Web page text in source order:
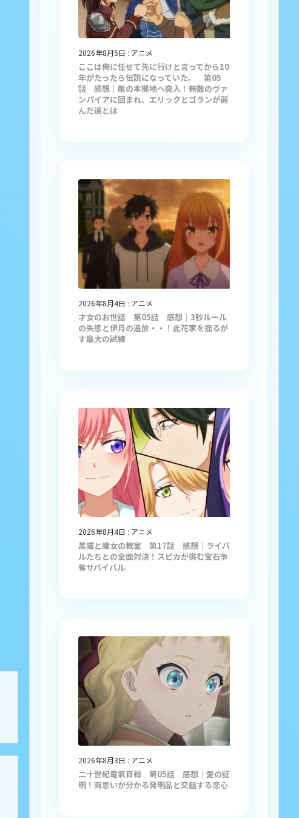
2026年8月5日 : アニメ
ここは俺に任せて先に行けと言ってから10
年がたったら伝説になっていた。 第05
話 感想｜敵の本拠地へ突入！無数のヴァ
ンパイアに囲まれ、エリックとゴランが選
んだ道とは
2026年8月4日 : アニメ
才女のお世話 第05話 感想｜3秒ルール
の失態と伊月の追放・・！此花家を揺るが
す最大の試練
2026年8月4日 : アニメ
黒猫と魔女の教室 第17話 感想｜ライバ
ルたちとの全面対決！スピカが挑む宝石争
奪サバイバル
2026年8月3日 : アニメ
二十世紀電氣目録 第05話 感想｜愛の証
明！両思いが分かる発明品と交錯する恋心